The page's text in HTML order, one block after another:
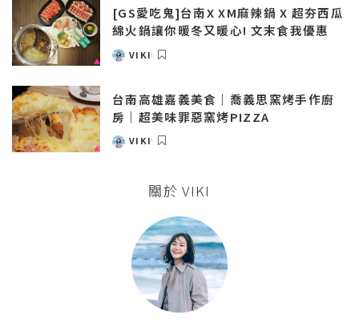
[GS愛吃鬼]台南X XM麻辣鍋 X 超夯西瓜
綿火鍋讓你暖冬又暖心! 文末食我優惠
POSTED
VIKI
台南高雄嘉義美食｜喬義思窯烤手作廚
房｜超美味罪惡窯烤PIZZA
POSTED
VIKI
關於 VIKI